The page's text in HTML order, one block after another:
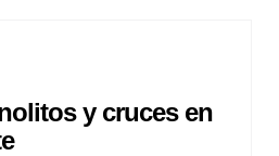
y cruces en